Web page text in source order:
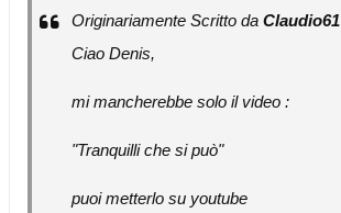
Originariamente Scritto da Claudio61
Ciao Denis,
mi mancherebbe solo il video :
"Tranquilli che si può"
puoi metterlo su youtube